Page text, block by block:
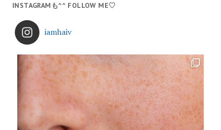
INSTAGRAMも^^ FOLLOW ME♡
iamhaiv